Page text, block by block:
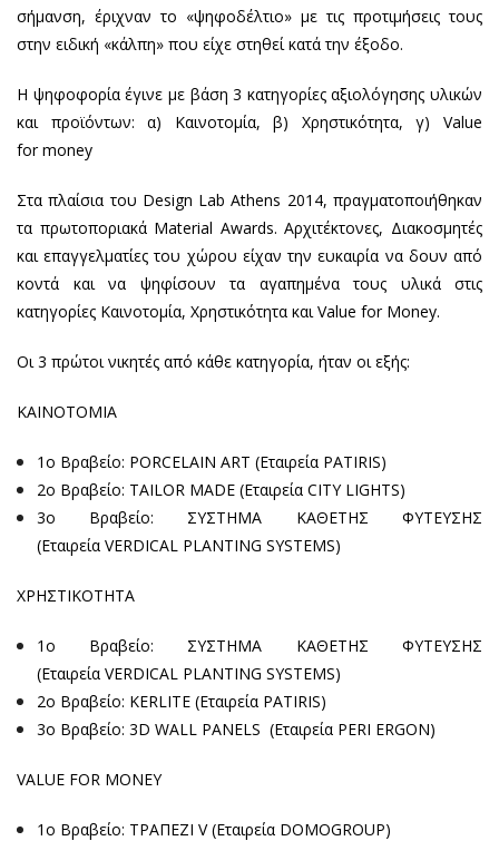
σήμανση, έριχναν το «ψηφοδέλτιο» με τις προτιμήσεις τους
στην ειδική «κάλπη» που είχε στηθεί κατά την έξοδο.
Η ψηφοφορία έγινε με βάση 3 κατηγορίες αξιολόγησης υλικών
και προϊόντων: α) Καινοτομία, β) Χρηστικότητα, γ) Value
for money
Στα πλαίσια του Design Lab Athens 2014, πραγματοποιήθηκαν
τα πρωτοποριακά Material Awards. Αρχιτέκτονες, Διακοσμητές
και επαγγελματίες του χώρου είχαν την ευκαιρία να δουν από
κοντά και να ψηφίσουν τα αγαπημένα τους υλικά στις
κατηγορίες Καινοτομία, Χρηστικότητα και Value for Money.
Οι 3 πρώτοι νικητές από κάθε κατηγορία, ήταν οι εξής:
ΚΑΙΝΟΤΟΜΙΑ
1ο Βραβείο: PORCELAIN ART (Εταιρεία PATIRIS)
2ο Βραβείο: TAILOR MADE (Εταιρεία CITY LIGHTS)
3ο Βραβείο: ΣΥΣΤΗΜΑ ΚΑΘΕΤΗΣ ΦΥΤΕΥΣΗΣ
(Εταιρεία VERDICAL PLANTING SYSTEMS)
ΧΡΗΣΤΙΚΟΤΗΤΑ
1ο Βραβείο: ΣΥΣΤΗΜΑ ΚΑΘΕΤΗΣ ΦΥΤΕΥΣΗΣ
(Εταιρεία VERDICAL PLANTING SYSTEMS)
2ο Βραβείο: KERLITE (Εταιρεία PATIRIS)
3ο Βραβείο: 3D WALL PANELS (Εταιρεία PERI ERGON)
VALUE FOR MONEY
1ο Βραβείο: ΤΡΑΠΕΖΙ V (Εταιρεία DOMOGROUP)